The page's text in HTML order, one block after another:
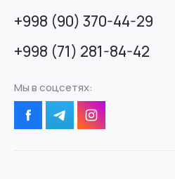
+998 (90) 370-44-29
+998 (71) 281-84-42
Мы в соцсетях: